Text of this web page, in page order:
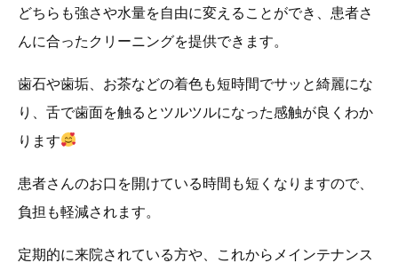
どちらも強さや水量を自由に変えることができ、患者さ
んに合ったクリーニングを提供できます。
歯石や歯垢、お茶などの着色も短時間でサッと綺麗にな
り、舌で歯面を触るとツルツルになった感触が良くわか
ります
患者さんのお口を開けている時間も短くなりますので、
負担も軽減されます。
定期的に来院されている方や、これからメインテナンス